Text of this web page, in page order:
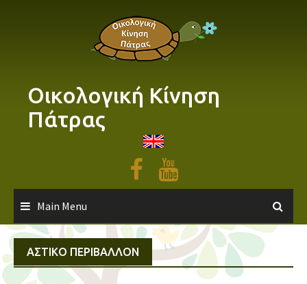
Οικολογική Κίνηση
Πάτρας
Main Menu
ΑΣΤΙΚΌ ΠΕΡΙΒΆΛΛΟΝ